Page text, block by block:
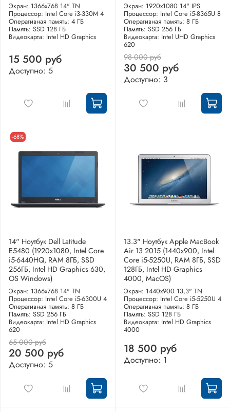
Экран: 1366x768 14" TN
Процессор: Intel Core i3-330M 4
Оперативная память: 4 ГБ
Память: SSD 128 ГБ
Видеокарта: Intel HD Graphics
15 500 руб
Доступно: 5
Экран: 1920x1080 14" IPS
Процессор: Intel Core i5-8365U 8
Оперативная память: 8 ГБ
Память: SSD 256 ГБ
Видеокарта: Intel UHD Graphics
620
98 000 руб
30 500 руб
Доступно: 3
-68%
14" Ноутбук Dell Latitude
E5480 (1920х1080, Intel Core
i5-6440HQ, RAM 8ГБ, SSD
256ГБ, Intel HD Graphics 630,
OS Windows)
Экран: 1366x768 14" TN
Процессор: Intel Core i5-6300U 4
Оперативная память: 8 ГБ
Память: SSD 256 ГБ
Видеокарта: Intel HD Graphics
620
65 000 руб
20 500 руб
Доступно: 5
13.3" Ноутбук Apple MacBook
Air 13 2015 (1440x900, Intel
Core i5-5250U, RAM 8ГБ, SSD
128ГБ, Intel HD Graphics
4000, MacOS)
Экран: 1440x900 13,3" TN
Процессор: Intel Core i5-5250U 4
Оперативная память: 8 ГБ
Память: SSD 128 ГБ
Видеокарта: Intel HD Graphics
4000
18 500 руб
Доступно: 1